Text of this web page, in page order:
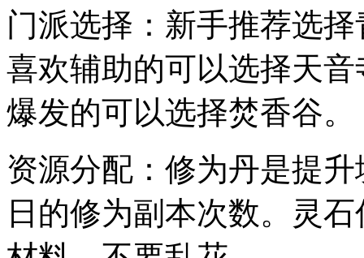
门派选择：新手推荐选
喜欢辅助的可以选择天
爆发的可以选择焚香谷。
资源分配：修为丹是提
日的修为副本次数。灵